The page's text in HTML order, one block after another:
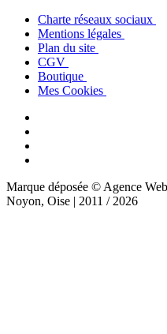
Charte réseaux sociaux
Mentions légales
Plan du site
CGV
Boutique
Mes Cookies
Marque déposée © Agence
Noyon, Oise | 2011 / 2026